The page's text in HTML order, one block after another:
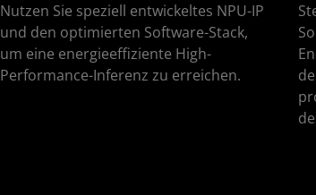
Nutzen Sie speziell entwickeltes NPU-IP
und den optimierten Software-Stack,
um eine energieeffiziente High-
Performance-Inferenz zu erreichen.